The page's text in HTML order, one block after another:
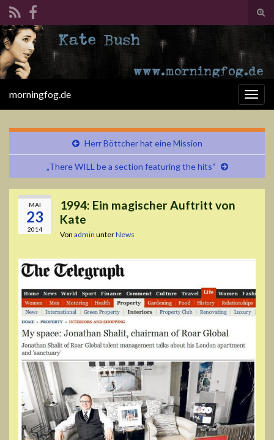
Search for:
morningfog.de
Herr Böttcher hat eine Mission
„There WILL be a section featuring the hits“
MAI
23
2014
1994: Ein magischer Auftritt von
Kate
Von admin unterNews